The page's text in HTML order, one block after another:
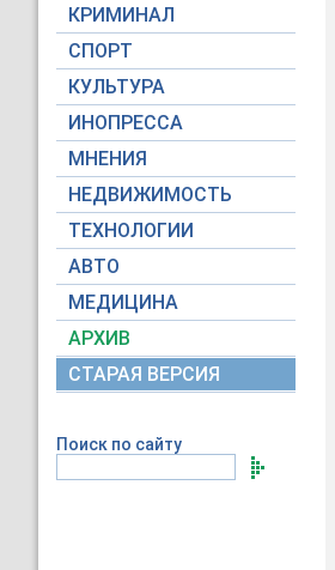
КРИМИНАЛ
СПОРТ
КУЛЬТУРА
ИНОПРЕССА
МНЕНИЯ
НЕДВИЖИМОСТЬ
ТЕХНОЛОГИИ
АВТО
МЕДИЦИНА
АРХИВ
СТАРАЯ ВЕРСИЯ
Поиск по сайту